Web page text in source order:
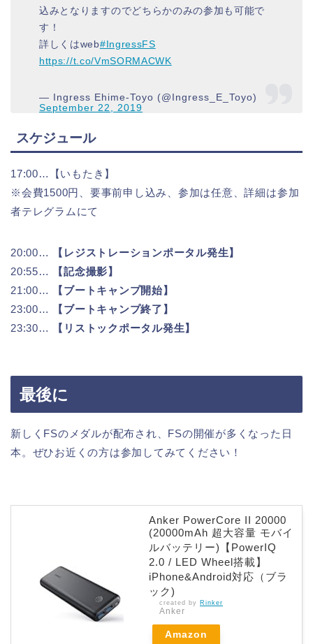
込みとなりますのでどちらかのみの参加も可能で
す！
詳しくはweb#IngressFS
https://t.co/VmSORMACWK
— Ingress Ehime-Toyo (@Ingress_E_Toyo)
September 22, 2019
スケジュール
17:00…【いもたき】
※会費1500円、要事前申し込み、参加は任意、詳細は参加
者テレグラムにて
20:00…
【レジストレーションポータル発生】
20:55…
【記念撮影】
21:00…
【ブートキャンプ開始】
23:00…
【ブートキャンプ終了】
23:30…
【リストックポータル発生】
最後に
新しくFSのメダルが配布され、FSの開催が多くなった日
本。ぜひお近くの方は参加してみてください！
Anker PowerCore II 20000
(20000mAh 超大容量 モバイ
ルバッテリー)【PowerIQ
2.0 / LED Wheel搭載】
iPhone&Android対応（ブラ
ック)
created by Rinker
Anker
Amazon